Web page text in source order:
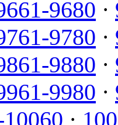
9680 ·
9780 ·
9880 ·
9980 ·
·